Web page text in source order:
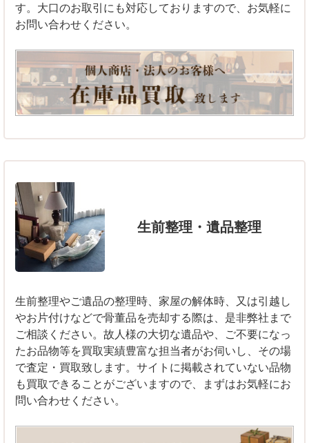
す。大口のお取引にも対応しておりますので、お気軽に
お問い合わせください。
生前整理・遺品整理
生前整理やご遺品の整理時、家屋の解体時、又は引越し
やお片付けなどで骨董品を売却する際は、是非弊社まで
ご相談ください。故人様の大切な遺品や、ご不要になっ
たお品物等を買取実績豊富な担当者がお伺いし、その場
で査定・買取致します。サイトに掲載されていない品物
も買取できることがございますので、まずはお気軽にお
問い合わせください。